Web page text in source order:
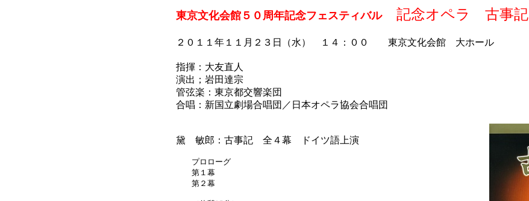
東京文化会館５０周年記念フェスティバル記念オペラ 古事記
２０１１年１１月２３日（水） １４：００ 東京文化会館 大ホール
指揮：大友直人
演出；岩田達宗
管弦楽：東京都交響楽団
合唱：新国立劇場合唱団／日本オペラ協会合唱団
黛 敏郎：古事記 全４幕 ドイツ語上演
プロローグ
第１幕
第２幕